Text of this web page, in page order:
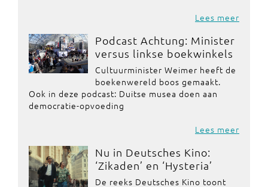
Lees meer
Podcast Achtung: Minister
versus linkse boekwinkels
Cultuurminister Weimer heeft de
boekenwereld boos gemaakt.
Ook in deze podcast: Duitse musea doen aan
democratie-opvoeding
Lees meer
Nu in Deutsches Kino:
‘Zikaden’ en ‘Hysteria’
De reeks Deutsches Kino toont